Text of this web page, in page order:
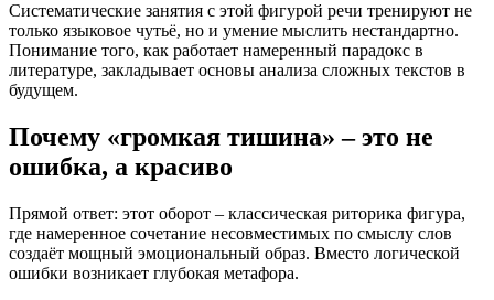
Систематические занятия с этой фигурой речи тренируют не
только языковое чутьё, но и умение мыслить нестандартно.
Понимание того, как работает намеренный парадокс в
литературе, закладывает основы анализа сложных текстов в
будущем.
Почему «громкая тишина» – это не
ошибка, а красиво
Прямой ответ: этот оборот – классическая риторика фигура,
где намеренное сочетание несовместимых по смыслу слов
создаёт мощный эмоциональный образ. Вместо логической
ошибки возникает глубокая метафора.